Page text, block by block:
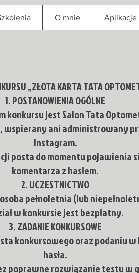
O mnie Aplikacje
„ZŁOTA KARTA TATA
1. POSTANOWIENIA OGÓLNE
konkursu jest Salon Tata
wspierany ani administrowany
Instagram.
posta do momentu pojawienia
komentarza z hasłem.
2. UCZESTNICTWO
pełnoletnia (lub
w konkursie jest bezpłatny.
3. ZADANIE KONKURSOWE
konkursowego oraz podaniu
hasła.
poprawne rozwiązanie testu w